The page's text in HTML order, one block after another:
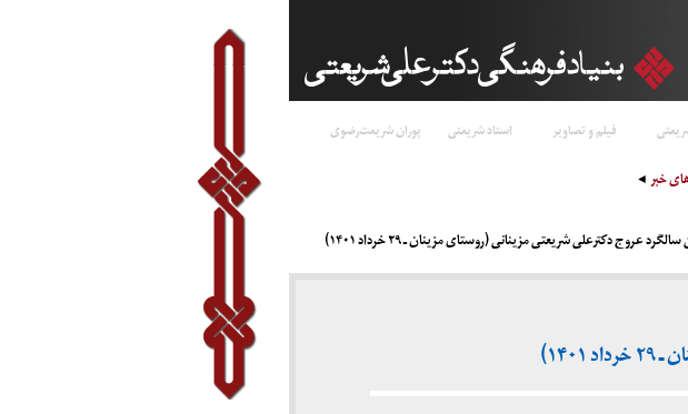
فیلم و تصاویر استاد شریعتی پوران شریعت‌رضوی
خبر
عروج دکترعلی شریعتی مزینانی (روستای مزینان ـ ۲۹ خرداد ۱۴۰۱)